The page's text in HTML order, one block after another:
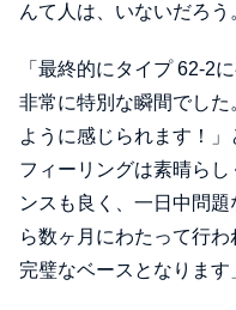
んて人は、いないだろう
「最終的にタイプ 62-2
非常に特別な瞬間でし
ように感じられます！
フィーリングは素晴ら
ンスも良く、一日中問
ら数ヶ月にわたって行
完璧なベースとなります